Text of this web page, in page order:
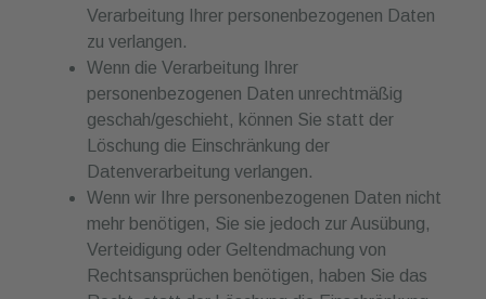
Verarbeitung Ihrer personenbezogenen Daten
zu verlangen.
Wenn die Verarbeitung Ihrer
personenbezogenen Daten unrechtmäßig
geschah/geschieht, können Sie statt der
Löschung die Einschränkung der
Datenverarbeitung verlangen.
Wenn wir Ihre personenbezogenen Daten nicht
mehr benötigen, Sie sie jedoch zur Ausübung,
Verteidigung oder Geltendmachung von
Rechtsansprüchen benötigen, haben Sie das